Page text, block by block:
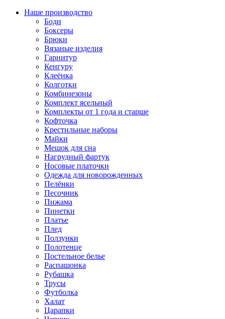
Наше производство
Боди
Боксеры
Брюки
Вязаные изделия
Гарнитур
Кенгуру
Клеёнка
Колготки
Комбинезоны
Комплект ясельный
Комплекты от 1 года и старше
Кофточка
Крестильные наборы
Майки
Мешок для сна
Нагрудный фартук
Носовые платочки
Одежда для новорожденных
Пелёнки
Песочник
Пижама
Пинетки
Платье
Плед
Ползунки
Полотенце
Постельное белье
Распашонка
Рубашка
Трусы
Футболка
Халат
Царапки